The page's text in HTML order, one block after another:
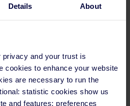
Details About
privacy and your trust is
cookies to enhance your website
are necessary to run the
statistic cookies show us
and features; preferences
handicapés ne peuvent
et leurs réservations en ligne en
manquants, incomplets ou
: